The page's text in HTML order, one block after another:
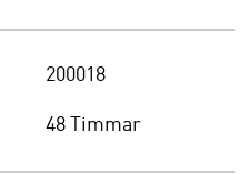
200018
48 Timmar